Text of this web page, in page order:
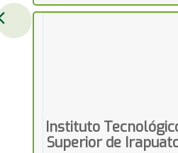
Instituto
Superior de